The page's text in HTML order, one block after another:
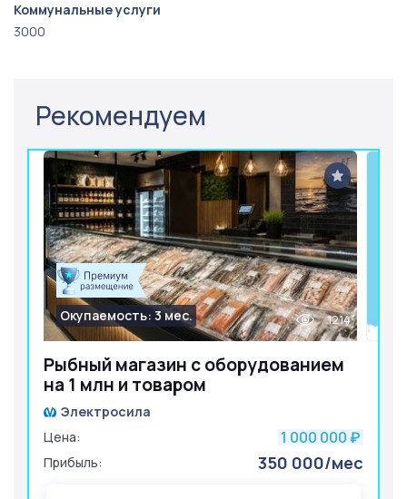
Коммунальные услуги
3000
Рекомендуем
Рыбный магазин с оборудованием
на 1 млн и товаром
Окупаемость: 3 мес. 1214
Электросила
Цена:
1 000 000 ₽
Прибыль: 350 000/мес